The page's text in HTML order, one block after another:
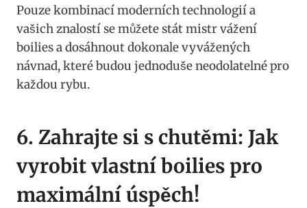
Pouze kombinací‌ moderních technologií a
vašich znalostí se můžete stát mistr vážení
⁢boilies a ⁢dosáhnout dokonale vyvážených
návnad, ⁣které budou jednoduše neodolatelné pro
každou rybu.
6.⁢ Zahrajte si s chutěmi:‌ Jak⁤
vyrobit ⁣vlastní boilies pro
‌maximální‌ úspěch!